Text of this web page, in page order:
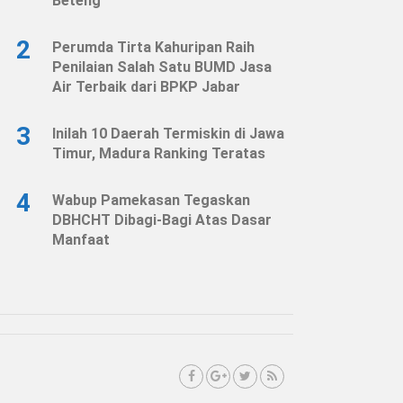
2
Perumda Tirta Kahuripan Raih
Penilaian Salah Satu BUMD Jasa
Air Terbaik dari BPKP Jabar
3
Inilah 10 Daerah Termiskin di Jawa
Timur, Madura Ranking Teratas
4
Wabup Pamekasan Tegaskan
DBHCHT Dibagi-Bagi Atas Dasar
Manfaat